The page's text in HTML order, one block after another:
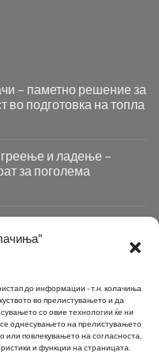
до информации - т.н. колачиња
во прелистувањето и да
со овие технологии ќе ни
однесувањето на прелистувањето
или повлекувањето на согласноста,
и функции на страницата.
– паметно решение за
подготовка на топла
и ладење –
за поголема
на Современи